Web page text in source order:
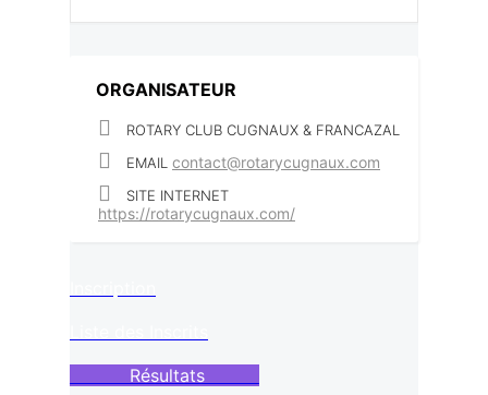
ORGANISATEUR
ROTARY CLUB CUGNAUX & FRANCAZAL
EMAIL contact@rotarycugnaux.com
SITE INTERNET
https://rotarycugnaux.com/
Résultats